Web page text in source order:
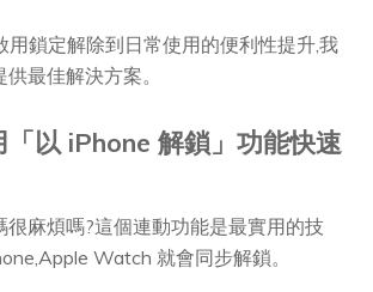
鎖定解除到日常使用的便利性提升,我
最佳解決方案。
以 iPhone 解鎖」功能快速
很麻煩嗎?這個連動功能是最實用的技
Watch 就會同步解鎖。